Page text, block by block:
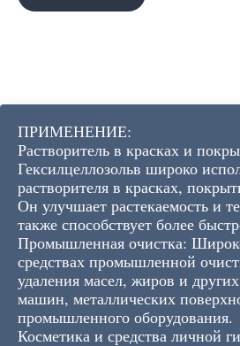
ПРИМЕНЕНИЕ:
Растворитель в красках и
Гексилцеллозольв широко
растворителя в красках,
Он улучшает растекаемость и
также способствует более
Промышленная очистка:
средствах промышленной
удаления масел, жиров и
машин, металлических
промышленного оборудования.
Косметика и средства личной